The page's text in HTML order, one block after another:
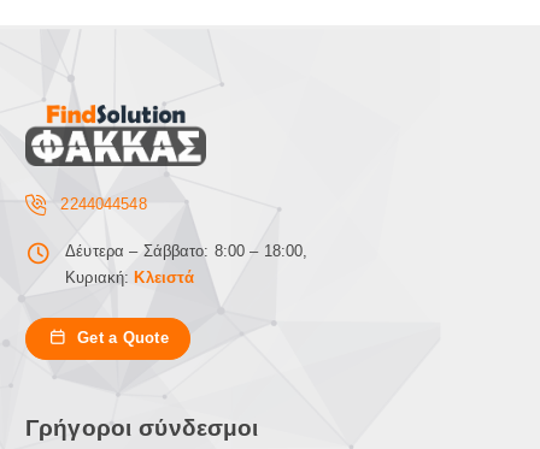
2244044548
Δέυτερα – Σάββατο: 8:00 – 18:00,
Κυριακή: Κλειστά
Get a Quote
Γρήγοροι σύνδεσμοι